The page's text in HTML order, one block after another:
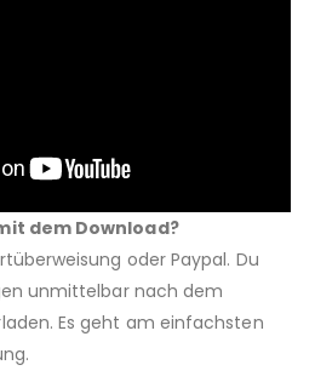
dem Download?
oder Paypal. Du
unmittelbar nach dem
Es geht am einfachsten